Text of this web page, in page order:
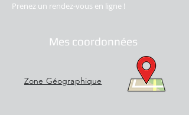
Prenez un rendez-vous en ligne !
Mes coordonnées
Zone Géographique